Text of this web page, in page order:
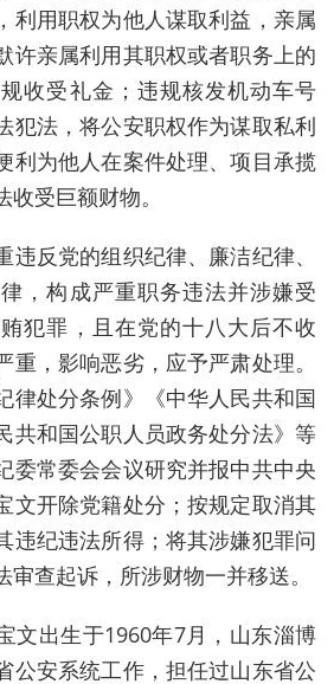
利用职权为他人谋取利益，亲属
许亲属利用其职权或者职务上的
收受礼金；违规核发机动车号
犯法，将公安职权作为谋取私利
利为他人在案件处理、项目承揽
受巨额财物。
违反党的组织纪律、廉洁纪律、
，构成严重职务违法并涉嫌受
犯罪，且在党的十八大后不收
重，影响恶劣，应予严肃处理。
律处分条例》《中华人民共和国
共和国公职人员政务处分法》等
委常委会会议研究并报中共中央
文开除党籍处分；按规定取消其
违纪违法所得；将其涉嫌犯罪问
查起诉，所涉财物一并移送。
文出生于1960年7月，山东淄博
公安系统工作，担任过山东省公